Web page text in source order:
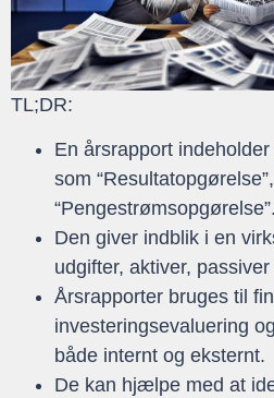
TL;DR:
En årsrapport
som
“Pengestrømsopgørelse”.
Den giver indblik i en
udgifter, aktiver,
Årsrapporter bruges til
investeringsevaluering
både internt og eksternt.
De kan hjælpe med at